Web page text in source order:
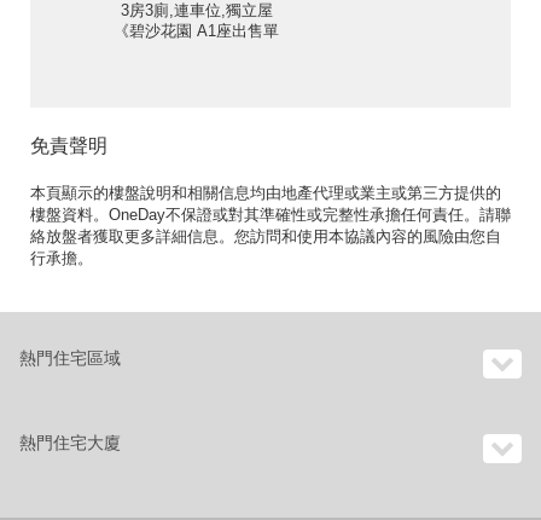
3房3廁,連車位,獨立屋
《碧沙花園 A1座出售單
免責聲明
本頁顯示的樓盤說明和相關信息均由地產代理或業主或第三方提供的
樓盤資料。OneDay不保證或對其準確性或完整性承擔任何責任。請聯
絡放盤者獲取更多詳細信息。您訪問和使用本協議內容的風險由您自
行承擔。
熱門住宅區域
熱門住宅大廈